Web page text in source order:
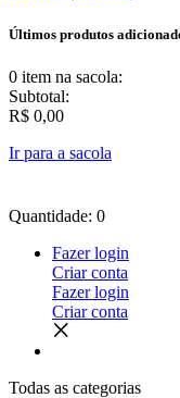
Últimos produtos
0 item na sacola:
Subtotal:
R$ 0,00
Ir para a sacola
Quantidade: 0
Fazer login
Criar conta
Fazer login
Criar conta
Todas as categorias